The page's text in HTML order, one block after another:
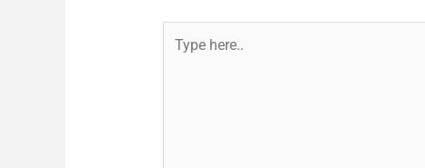
here..